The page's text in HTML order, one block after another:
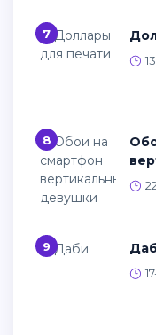
7
8
Обои на смартфон
9